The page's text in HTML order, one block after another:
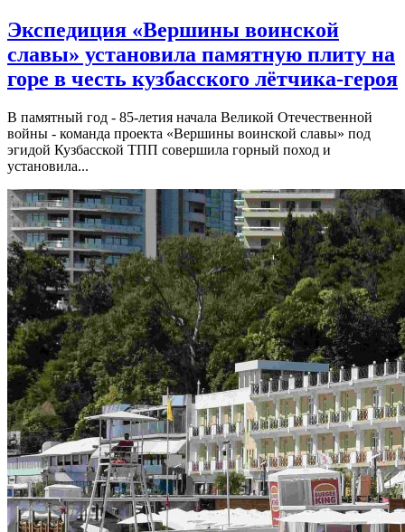
Экспедиция «Вершины воинской
славы» установила памятную плиту на
горе в честь кузбасского лётчика-героя
В памятный год - 85-летия начала Великой Отечественной
войны - команда проекта «Вершины воинской славы» под
эгидой Кузбасской ТПП совершила горный поход и
установила...